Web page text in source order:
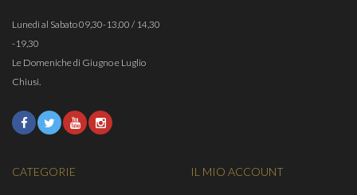
Lunedì al Sabato 09,30-13,00 / 14,30
-19,30
Le Domeniche di Giugno e Luglio
Chiusi.
CATEGORIE IL MIO ACCOUNT